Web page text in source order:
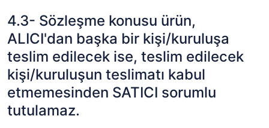
4.3- Sözleşme konusu ürün,
ALICI'dan başka bir kişi/kuruluşa
teslim edilecek ise, teslim edilecek
kişi/kuruluşun teslimatı kabul
etmemesinden SATICI sorumlu
tutulamaz.